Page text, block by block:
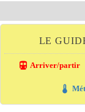
LE
directions_transit Arriver/partir
thermostat